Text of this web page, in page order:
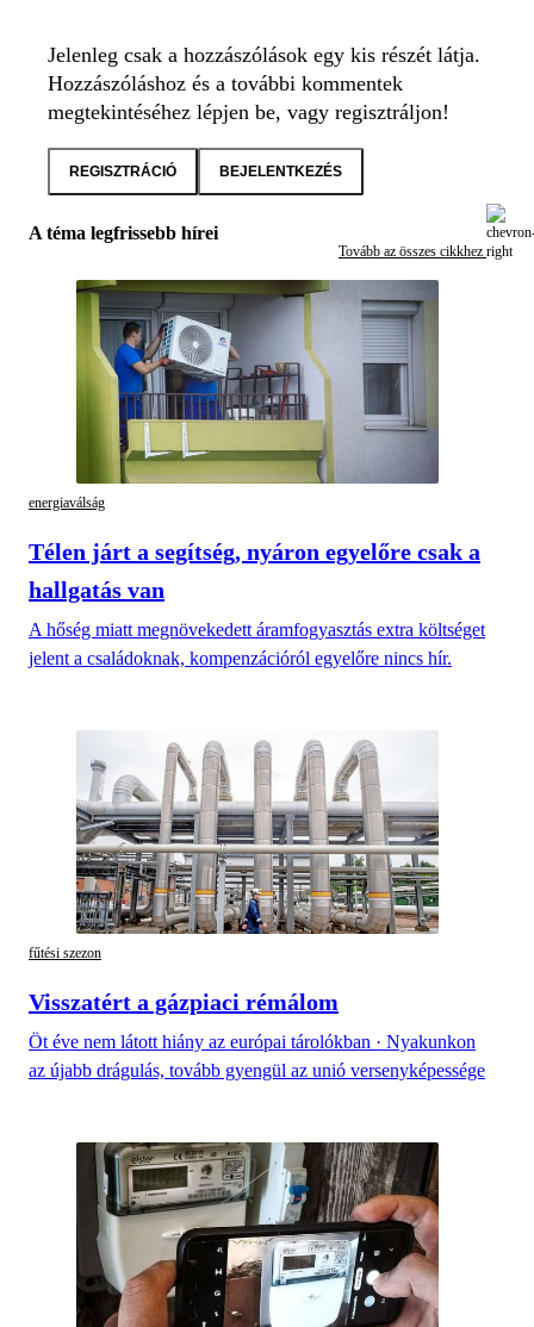
Jelenleg csak a hozzászólások egy kis részét látja.
Hozzászóláshoz és a további kommentek
megtekintéséhez lépjen be, vagy regisztráljon!
REGISZTRÁCIÓ BEJELENTKEZÉS
A téma legfrissebb hírei
Tovább az összes cikkhez
energiaválság
Télen járt a segítség, nyáron egyelőre csak a
hallgatás van
A hőség miatt megnövekedett áramfogyasztás extra költséget
jelent a családoknak, kompenzációról egyelőre nincs hír.
fűtési szezon
Visszatért a gázpiaci rémálom
Öt éve nem látott hiány az európai tárolókban · Nyakunkon
az újabb drágulás, tovább gyengül az unió versenyképessége